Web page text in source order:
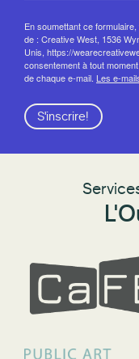
En soumettant ce
de : Creative West, 1536
Unis, https://
consentement à tout
de chaque e-mail. Les e-
S'inscrire!